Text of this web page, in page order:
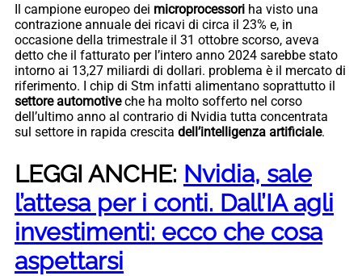
Il campione europeo dei microprocessori ha visto una
contrazione annuale dei ricavi di circa il 23% e, in
occasione della trimestrale il 31 ottobre scorso, aveva
detto che il fatturato per l’intero anno 2024 sarebbe stato
intorno ai 13,27 miliardi di dollari. problema è il mercato di
riferimento. I chip di Stm infatti alimentano soprattutto il
settore automotiveche ha molto sofferto nel corso
dell’ultimo anno al contrario di Nvidia tutta concentrata
sul settore in rapida crescita dell’intelligenza artificiale.
LEGGI ANCHE: Nvidia, sale
l’attesa per i conti. Dall’IA agli
investimenti: ecco che cosa
aspettarsi